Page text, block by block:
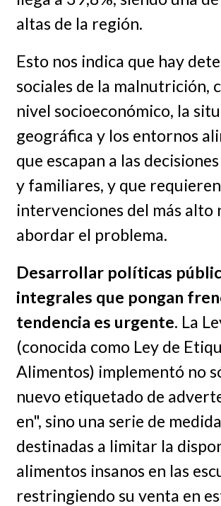
altas de la región.
Esto nos indica que hay
sociales de la malnutrición,
nivel socioeconómico, la
geográfica y los entornos
que escapan a las
y familiares, y que requieren
intervenciones del más alto
abordar el problema.
Desarrollar políticas
integrales que pongan
tendencia es urgente. La
(conocida como Ley de
Alimentos) implementó no
nuevo etiquetado de
en", sino una serie de
destinadas a limitar la
alimentos insanos en las
restringiendo su venta en